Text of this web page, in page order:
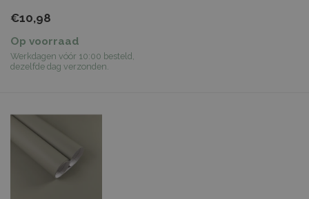
€10,98
Op voorraad
Werkdagen vóór 10:00 besteld,
dezelfde dag verzonden.